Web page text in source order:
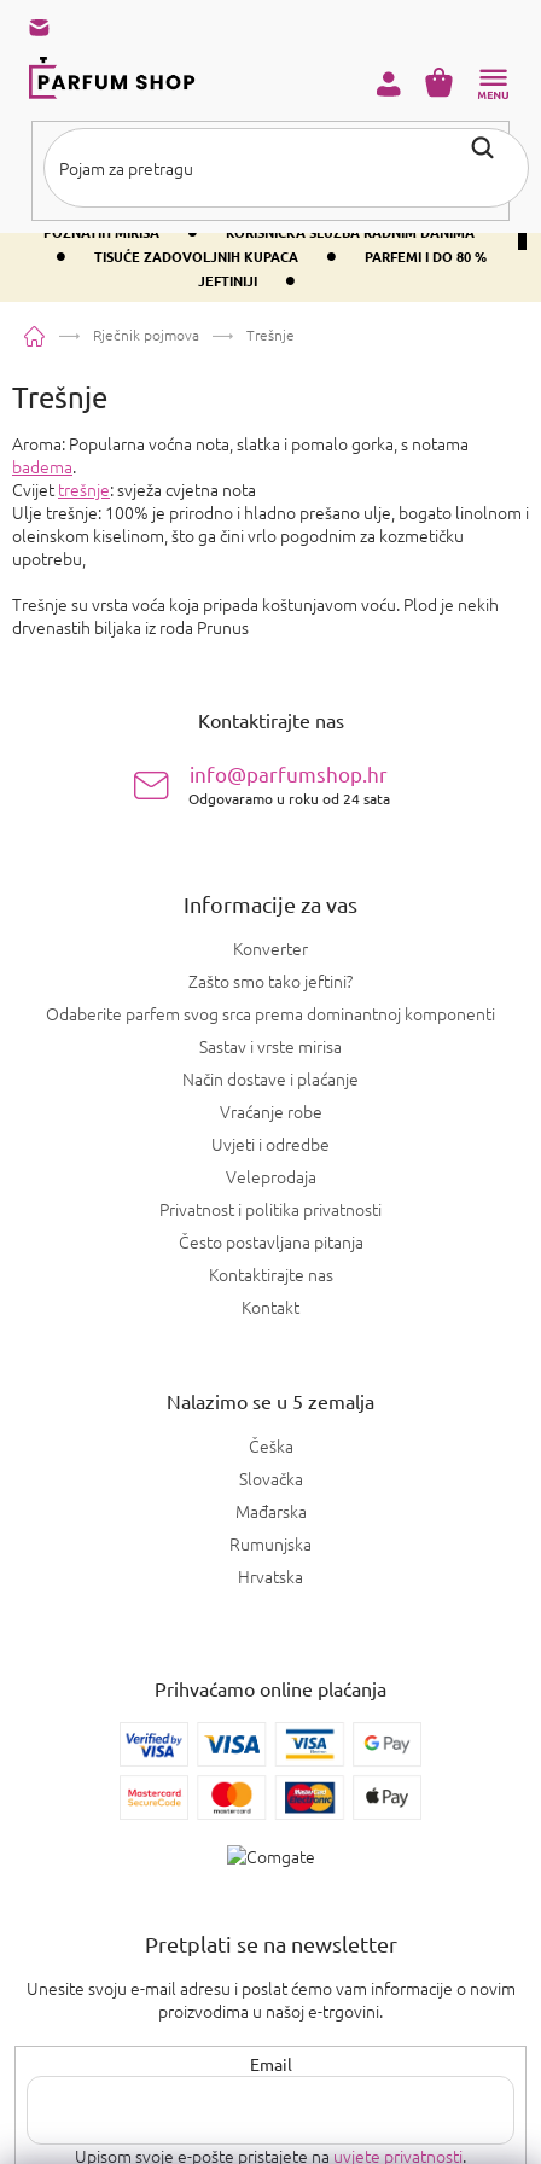
sadržaj
BESPLATNA DOSTAVA IZNAD PRIBLIŽNO 37 € •
400+ SVJETSKI
POZNATIH MIRISA
• KORISNIČKA SLUŽBA RADNIM DANIMA
• TISUĆE ZADOVOLJNIH KUPACA •
PARFEMI I DO 80 %
JEFTINIJI
•
KOŠARICA
PočetnaRječnik pojmova Trešnje
Trešnje
Aroma: Popularna voćna nota, slatka i pomalo gorka, s notama
badema.
Cvijettrešnje: svježa cvjetna nota
Ulje trešnje: 100% je prirodno i hladno prešano ulje, bogato linolnom i
oleinskom kiselinom, što ga čini vrlo pogodnim za kozmetičku
upotrebu,
Trešnje su vrsta voća koja pripada koštunjavom voću. Plod je nekih
drvenastih biljaka iz roda Prunus
Kontaktirajte nas
info@parfumshop.hr
Odgovaramo u roku od 24 sata
Informacije za vas
Konverter
Zašto smo tako jeftini?
Odaberite parfem svog srca prema dominantnoj komponenti
Sastav i vrste mirisa
Način dostave i plaćanje
Vraćanje robe
Uvjeti i odredbe
Veleprodaja
Privatnost i politika privatnosti
Često postavljana pitanja
Kontaktirajte nas
Kontakt
Nalazimo se u 5 zemalja
Češka
Slovačka
Mađarska
Rumunjska
Hrvatska
Prihvaćamo online plaćanja
Pretplati se na newsletter
Unesite svoju e-mail adresu i poslat ćemo vam informacije o novim
proizvodima u našoj e-trgovini.
Email
Upisom svoje e-pošte pristajete nauvjete privatnosti.